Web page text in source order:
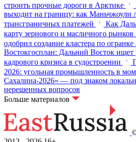
строить прочные дороги в Арктике
выходит на границу: как Маньчжоули
трансграничных платежей
Как
карту зернового и масличного рынков
одобрил создание кластера по
Востокгосплан: Дальний Восток ищет
кадрового кризиса в судостроении
2026: угольная промышленность в
Сахалина-2026» — под знаком
нерешенных вопросов
Больше материалов